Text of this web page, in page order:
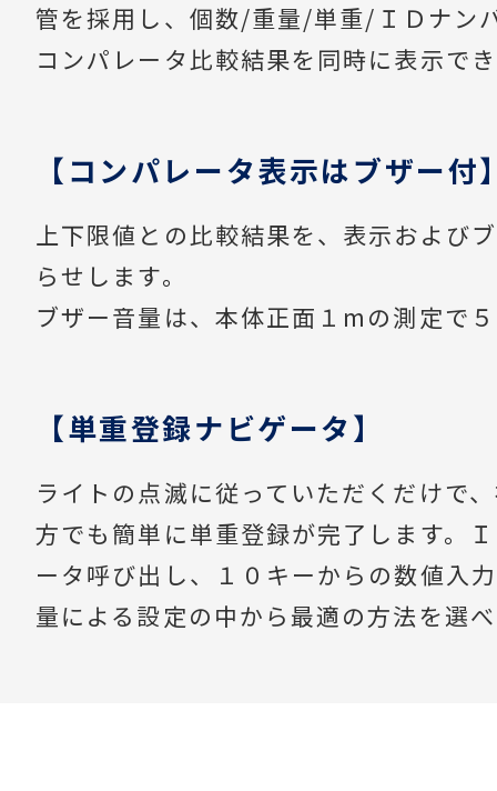
管を採用し、個数/重量/単重/ＩＤナン
コンパレータ比較結果を同時に表示で
【コンパレータ表示はブザー付
上下限値との比較結果を、表示および
らせします。
ブザー音量は、本体正面１mの測定で
【単重登録ナビゲータ】
ライトの点滅に従っていただくだけで
方でも簡単に単重登録が完了します。
ータ呼び出し、１０キーからの数値入
量による設定の中から最適の方法を選